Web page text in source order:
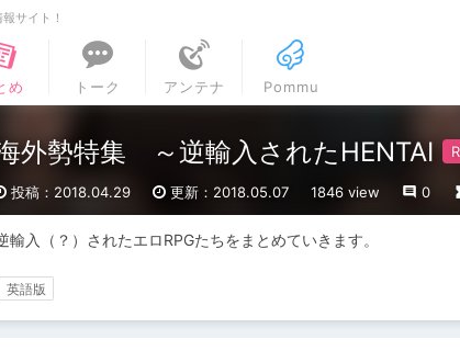
サイト！
ル
め
トーク アンテナ Pommu
外勢特集 ～逆輸入されたHENTAI
投稿：2018.04.29 更新：2018.05.07 1846 view 0
輸入（？）されたエロRPGたちをまとめていきます。
英語版